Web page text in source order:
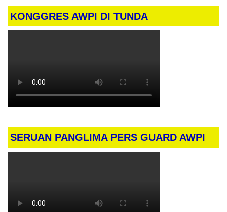
KONGGRES AWPI DI TUNDA
SERUAN PANGLIMA PERS GUARD AWPI